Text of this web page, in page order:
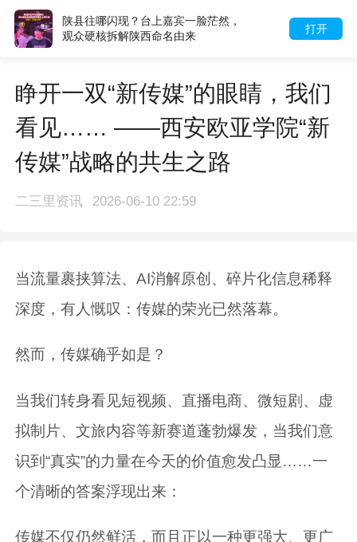
打开
陕县往哪闪现？台上嘉宾一脸茫然，
观众硬核拆解陕西命名由来
睁开一双“新传媒”的眼睛，我们
看见…… ——西安欧亚学院“新
传媒”战略的共生之路
二三里资讯 2026-06-10 22:59
当流量裹挟算法、AI消解原创、碎片化信息稀释
深度，有人慨叹：传媒的荣光已然落幕。
然而，传媒确乎如是？
当我们转身看见短视频、直播电商、微短剧、虚
拟制片、文旅内容等新赛道蓬勃爆发，当我们意
识到“真实”的力量在今天的价值愈发凸显……一
个清晰的答案浮现出来：
传媒不仅仍然鲜活，而且正以一种更强大、更广